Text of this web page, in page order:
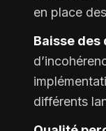
en place
Baisse des
différents